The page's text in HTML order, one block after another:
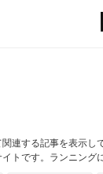
連する記事を表示
トです。ランニン